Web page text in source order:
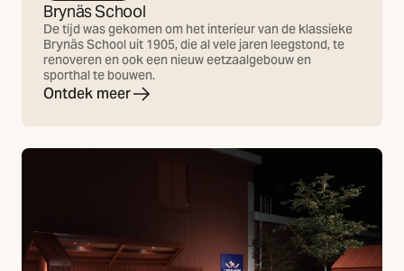
Brynäs School
De tijd was gekomen om het interieur van de klassieke
Brynäs School uit 1905, die al vele jaren leegstond, te
renoveren en ook een nieuw eetzaalgebouw en
sporthal te bouwen.
Ontdek meer